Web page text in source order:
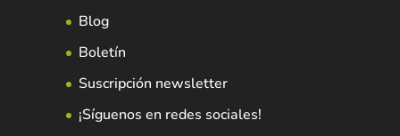
Blog
Boletín
Suscripción newsletter
¡Síguenos en redes sociales!